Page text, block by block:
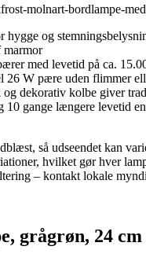
molnart-bordlampe-
og
marmor
med levetid på ca.
26 W pære uden flimmer
dekorativ kolbe giver
gange længere levetid
så udseendet kan
hvilket gør hver
– kontakt lokale
grågrøn, 24 cm